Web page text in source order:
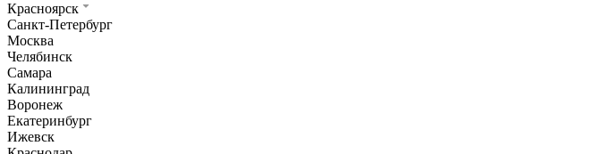
Красноярск
Санкт-Петербург
Москва
Челябинск
Самара
Калининград
Воронеж
Екатеринбург
Ижевск